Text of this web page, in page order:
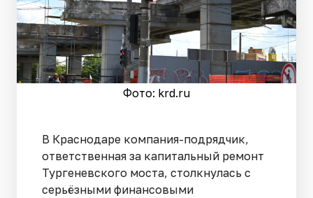
Фото: krd.ru
В Краснодаре компания-подрядчик,
ответственная за капитальный ремонт
Тургеневского моста, столкнулась с
серьёзными финансовыми